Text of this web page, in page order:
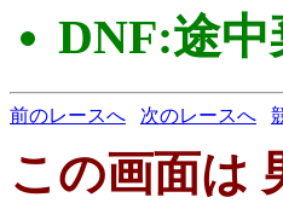
DNF:途中
前のレースへ 次のレースへ
この画面は